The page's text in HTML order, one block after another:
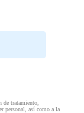
de tratamiento,
personal, así como a la